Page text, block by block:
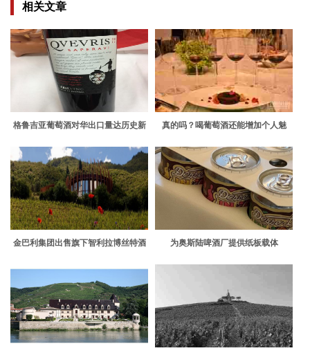
相关文章
格鲁吉亚葡萄酒对华出口量达历史新
真的吗？喝葡萄酒还能增加个人魅
金巴利集团出售旗下智利拉博丝特酒
为奥斯陆啤酒厂提供纸板载体